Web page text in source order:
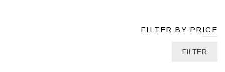
FILTER BY PRICE
FILTER